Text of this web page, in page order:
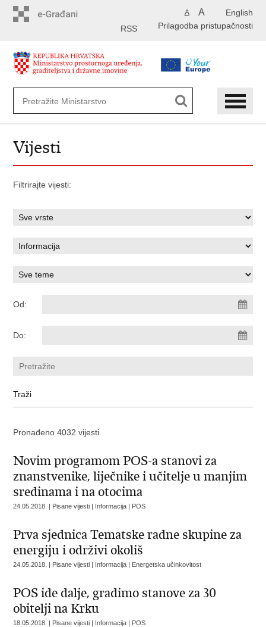
English
A A
Prilagodba pristupačnosti
RSS
Vijesti
Filtrirajte vijesti:
Od:
Do:
Pronađeno 4032 vijesti.
Novim programom POS-a stanovi za
znanstvenike, liječnike i učitelje u manjim
sredinama i na otocima
24.05.2018. | Pisane vijesti | Informacija | POS
Prva sjednica Tematske radne skupine za
energiju i održivi okoliš
24.05.2018. | Pisane vijesti | Informacija | Energetska učinkovitost
POS ide dalje, gradimo stanove za 30
obitelji na Krku
18.05.2018. | Pisane vijesti | Informacija | POS